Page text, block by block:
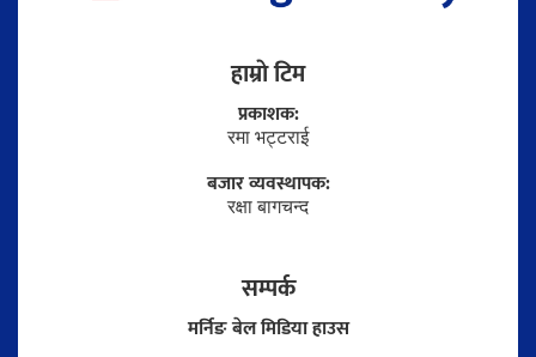
हाम्राे टिम
प्रकाशक:
रमा भट्टराई
बजार व्यवस्थापक:
रक्षा बागचन्द
सम्पर्क
मर्निङ बेल मिडिया हाउस